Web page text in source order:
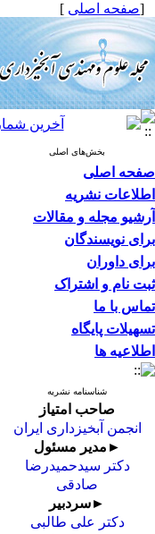
[صفحه اصلی ]
بخش‌های اصلی
صفحه اصلی
اطلاعات نشریه
آرشیو مجله و مقالات
برای نویسندگان
برای داوران
ثبت نام و اشتراک
تماس با ما
تسهیلات پایگاه
اطلاعیه ها
شناسنامه نشریه
صاحب امتیاز
انجمن آبخیزداری ایران
►مدیر مسئول
دکتر سیدحمیدرضا
صادقی
►سردبیر
دکتر علی طالبی